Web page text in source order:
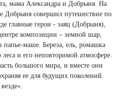
мама Александра и Добрыня. На
Добрыня совершил путешествие по
главные герои - заяц (Добрыня),
композиции – земной шар,
папье-маше. Береза, ель, ромашка
и его неповторимой атмосфере.
большого мира, и вместе они
ее для будущих поколений.